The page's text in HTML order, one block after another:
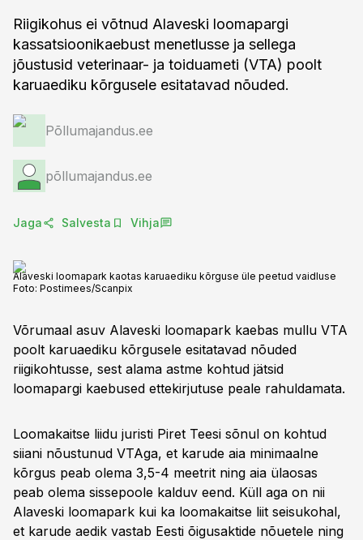
Riigikohus ei võtnud Alaveski loomapargi
kassatsioonikaebust menetlusse ja sellega
jõustusid veterinaar- ja toiduameti (VTA) poolt
karuaediku kõrgusele esitatavad nõuded.
Põllumajandus.ee
põllumajandus.ee
Jaga Salvesta Vihja
Alaveski loomapark kaotas karuaediku kõrguse üle peetud vaidluse
Foto: Postimees/Scanpix
Võrumaal asuv Alaveski loomapark kaebas mullu VTA
poolt karuaediku kõrgusele esitatavad nõuded
riigikohtusse, sest alama astme kohtud jätsid
loomapargi kaebused ettekirjutuse peale rahuldamata.
Loomakaitse liidu juristi Piret Teesi sõnul on kohtud
siiani nõustunud VTAga, et karude aia minimaalne
kõrgus peab olema 3,5-4 meetrit ning aia ülaosas
peab olema sissepoole kalduv eend. Küll aga on nii
Alaveski loomapark kui ka loomakaitse liit seisukohal,
et karude aedik vastab Eesti õigusaktide nõuetele ning